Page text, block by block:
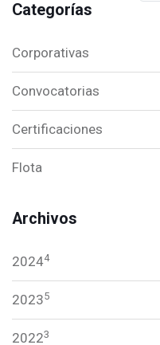
Categorías
Corporativas
Convocatorias
Certificaciones
Flota
Archivos
20244
20235
20223